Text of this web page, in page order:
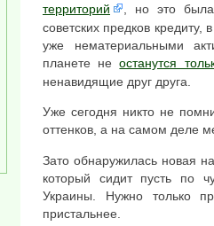
территорий
, но это
советских предков кредиту,
уже нематериальными
планете неостанутся
ненавидящие друг друга.
Уже сегодня никто не
оттенков, а на самом деле
Зато обнаружилась новая
который сидит пусть по
Украины. Нужно только
пристальнее.